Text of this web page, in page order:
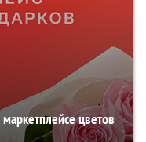
цветов